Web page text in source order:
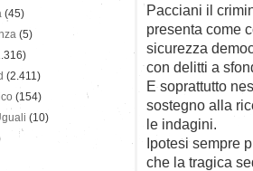
Pacciani il
presenta come
sicurezza
con delitti a
E soprattutto
sostegno alla
le indagini.
Ipotesi sempre
che la tragica
(45)
(5)
(2.411)
(154)
(10)